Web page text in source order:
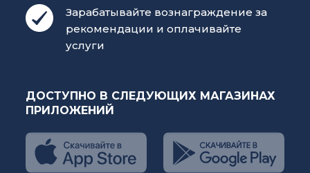
Зарабатывайте вознаграждение за
рекомендации и оплачивайте
услуги
ДОСТУПНО В СЛЕДУЮЩИХ МАГАЗИНАХ
ПРИЛОЖЕНИЙ